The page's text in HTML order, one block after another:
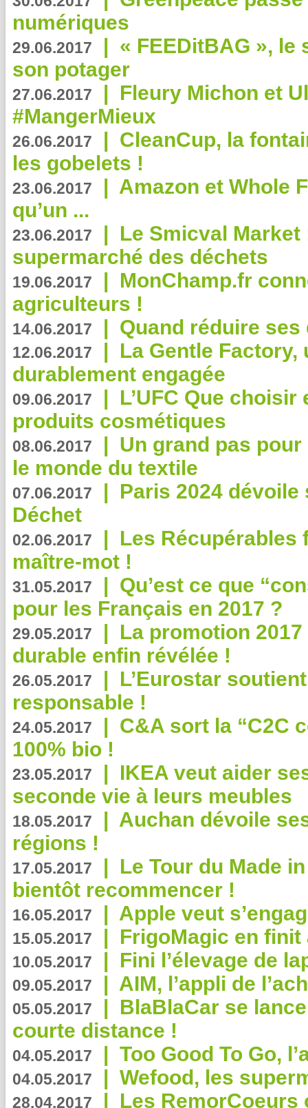
numériques
29.06.2017 | « FEEDitBAG », le
son potager
27.06.2017 | Fleury Michon et
#MangerMieux
26.06.2017 | CleanCup, la
les gobelets !
23.06.2017 | Amazon et Whole
qu’un ...
23.06.2017 | Le Smicval
supermarché des déchets
19.06.2017 | MonChamp.fr
agriculteurs !
14.06.2017 | Quand réduire
12.06.2017 | La Gentle
durablement engagée
09.06.2017 | L’UFC Que
produits cosmétiques
08.06.2017 | Un grand pas
le monde du textile
07.06.2017 | Paris 2024
Déchet
02.06.2017 | Les Récupérables
maître-mot !
31.05.2017 | Qu’est ce que
pour les Français en 2017 ?
29.05.2017 | La promotion
durable enfin révélée !
26.05.2017 | L’Eurostar
responsable !
24.05.2017 | C&A sort la “C2C
100% bio !
23.05.2017 | IKEA veut aider
seconde vie à leurs meubles
18.05.2017 | Auchan dévoile
régions !
17.05.2017 | Le Tour du Made
bientôt recommencer !
16.05.2017 | Apple veut
15.05.2017 | FrigoMagic en
10.05.2017 | Fini l’élevage de
09.05.2017 | AIM, l’appli de
05.05.2017 | BlaBlaCar se
courte distance !
04.05.2017 | Too Good To Go,
04.05.2017 | Wefood, les
28.04.2017 | Les RemorCoeurs